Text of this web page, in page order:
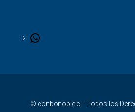
© conbonopie.cl - Todos los